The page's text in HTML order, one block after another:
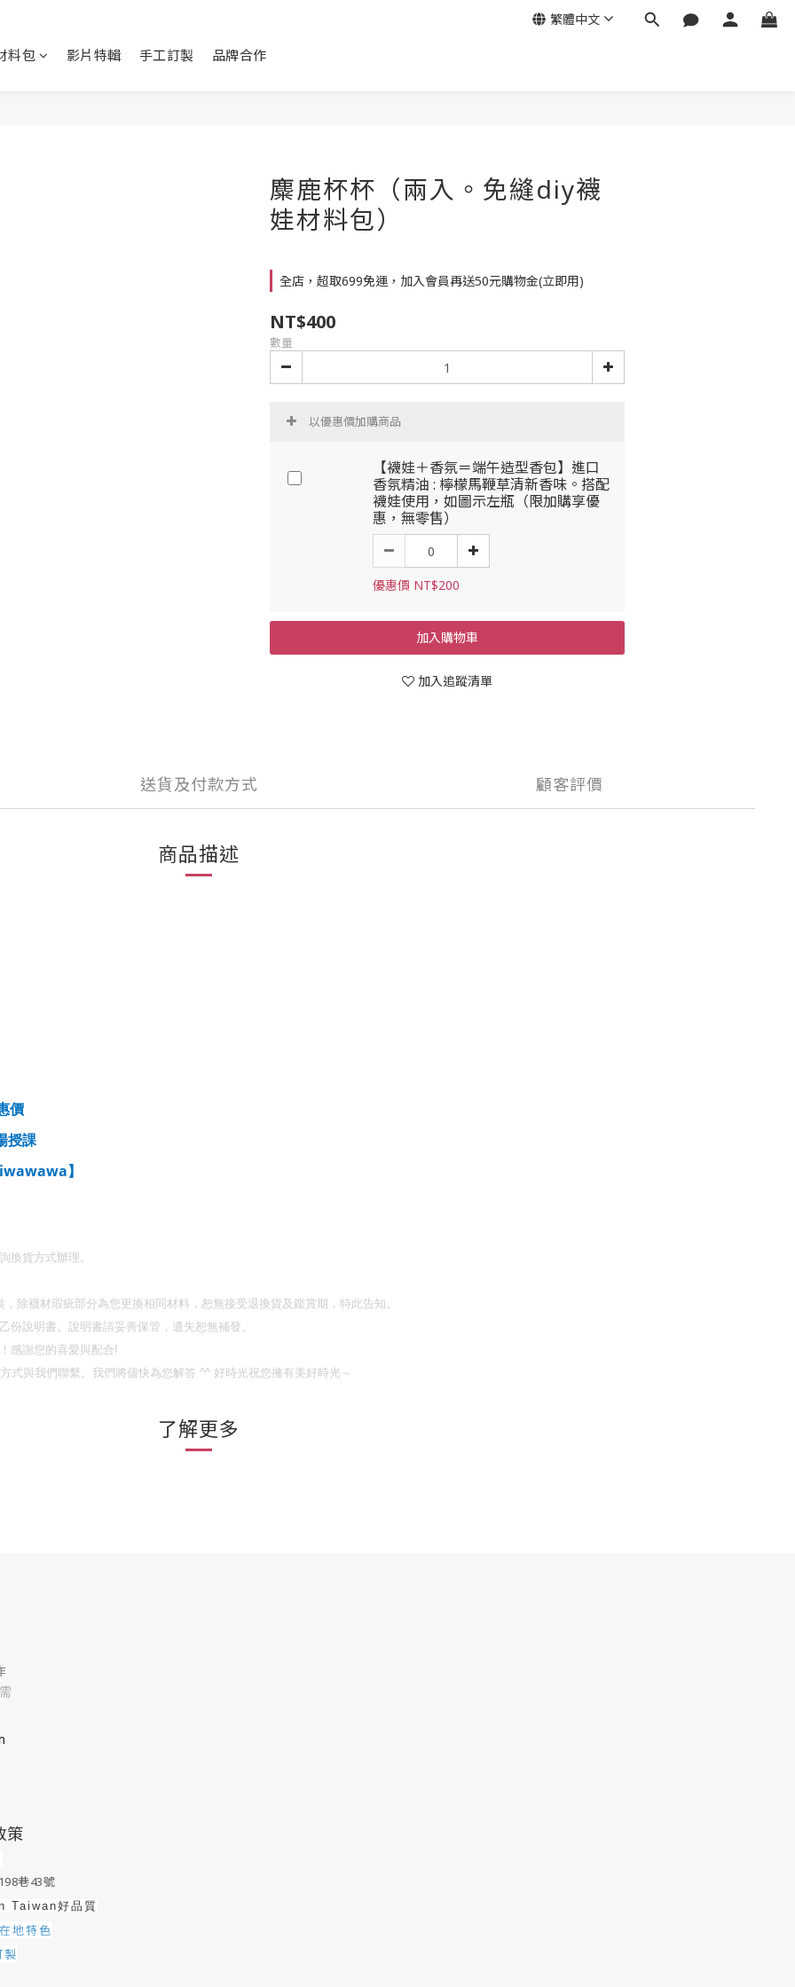
料包 影片特輯 手工訂製 品牌合作
繁體中文
麋鹿杯杯（兩入。免縫diy襪
娃材料包）
全店，超取699免運，加入會員再送50元購物金(立即用)
NT$400
數量
以優惠價加購商品
【襪娃＋香氛＝端午造型香包】進口
香氛精油 : 檸檬馬鞭草清新香味。搭配
襪娃使用，如圖示左瓶（限加購享優
惠，無零售）
優惠價 NT$200
加入購物車
加入追蹤清單
送貨及付款方式 顧客評價
商品描述
價
授課
】
換貨方式辦理。
除襪材瑕疵部分為您更換相同材料，恕無接受退換貨及鑑賞期，特此告知。
說明書。說明書請妥善保管，遺失恕無補發。
感謝您的喜愛與配合!
式與我們聯繫。我們將儘快為您解答 ^^ 好時光祝您擁有美好時光～
了解更多
策
巷43號
Taiwan好品質
地特色
製